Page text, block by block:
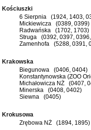
Kościuszki
6 Sierpnia (1924, 1403,
Mickiewicza (0389, 0399)
Radwańska (1702, 1703)
Struga (0392, 0397,
Zamenhofa (5288, 0391,
Krakowska
Biegunowa (0406, 0404)
Konstantynowska (ZOO
Michałowicza NŻ (0407,
Minerska (0408, 0402)
Siewna (0405)
Krokusowa
Zrębowa NŻ (1894, 1895)